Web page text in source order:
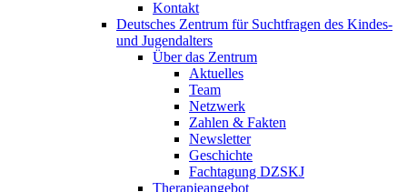
Kontakt
Deutsches Zentrum für Suchtfragen des Kindes-
und Jugendalters
Über das Zentrum
Aktuelles
Team
Netzwerk
Zahlen & Fakten
Newsletter
Geschichte
Fachtagung DZSKJ
Therapieangebot